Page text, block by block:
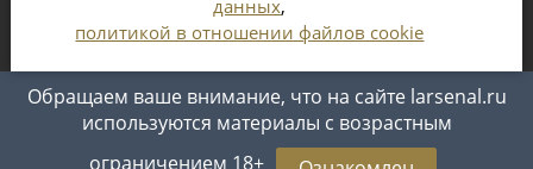
данных,
политикой в отношении файлов cookie
Обращаем ваше внимание, что на сайте larsenal.ru
используются материалы с возрастным
ограничением 18+